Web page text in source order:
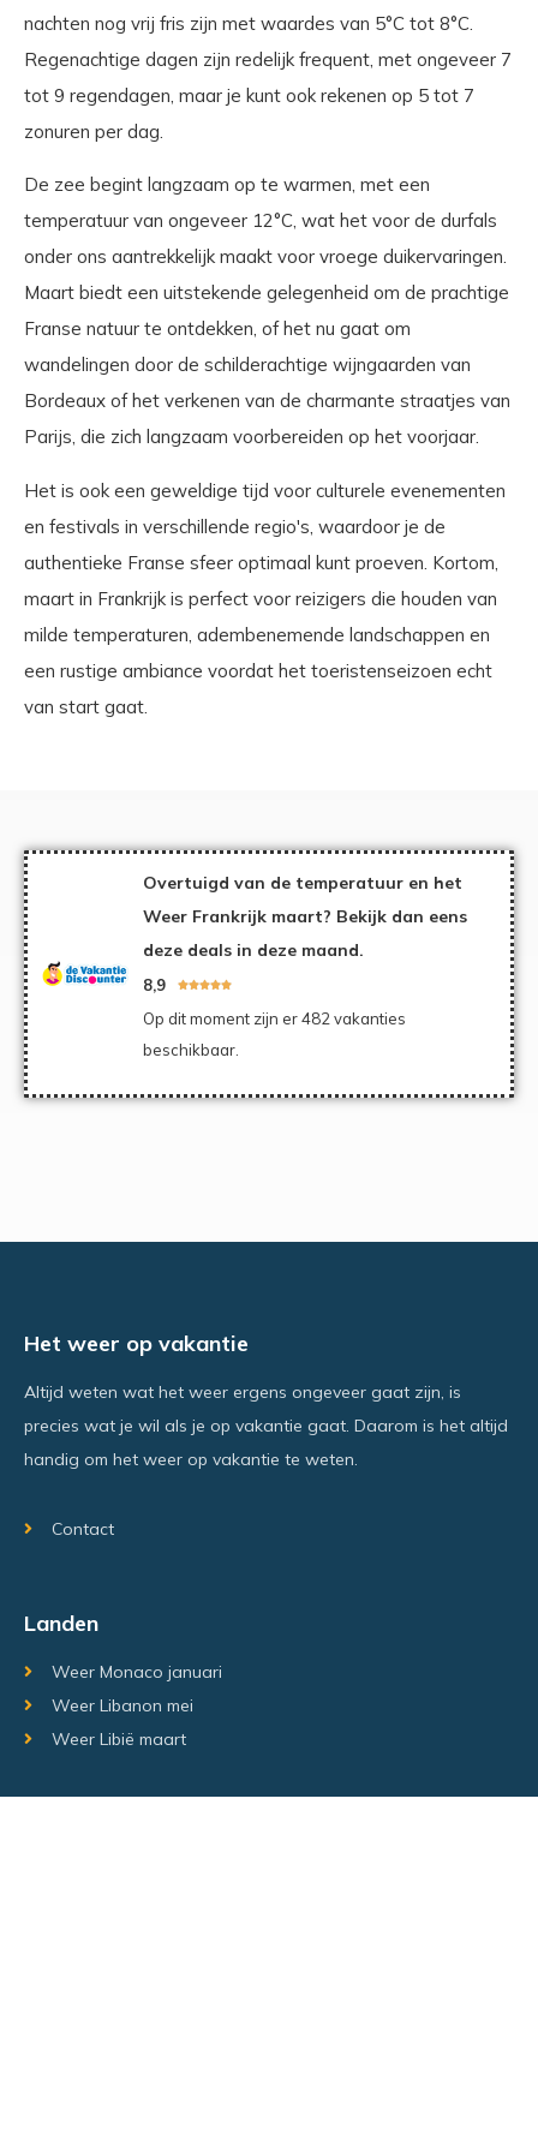
nachten nog vrij fris zijn met waardes van 5°C tot 8°C.
Regenachtige dagen zijn redelijk frequent, met ongeveer 7
tot 9 regendagen, maar je kunt ook rekenen op 5 tot 7
zonuren per dag.
De zee begint langzaam op te warmen, met een
temperatuur van ongeveer 12°C, wat het voor de durfals
onder ons aantrekkelijk maakt voor vroege duikervaringen.
Maart biedt een uitstekende gelegenheid om de prachtige
Franse natuur te ontdekken, of het nu gaat om
wandelingen door de schilderachtige wijngaarden van
Bordeaux of het verkenen van de charmante straatjes van
Parijs, die zich langzaam voorbereiden op het voorjaar.
Het is ook een geweldige tijd voor culturele evenementen
en festivals in verschillende regio's, waardoor je de
authentieke Franse sfeer optimaal kunt proeven. Kortom,
maart in Frankrijk is perfect voor reizigers die houden van
milde temperaturen, adembenemende landschappen en
een rustige ambiance voordat het toeristenseizoen echt
van start gaat.
Overtuigd van de temperatuur en het
Weer Frankrijk maart? Bekijk dan eens
deze deals in deze maand.
8,9 
Op dit moment zijn er 482 vakanties
beschikbaar.
Het weer op vakantie
Altijd weten wat het weer ergens ongeveer gaat zijn, is
precies wat je wil als je op vakantie gaat. Daarom is het altijd
handig om het weer op vakantie te weten.
Contact
Landen
Weer Monaco januari
Weer Libanon mei
Weer Libië maart